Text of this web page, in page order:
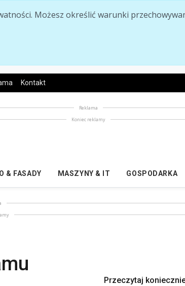
Możesz określić warunki
Kontakt
Reklama
Koniec reklamy
& FASADY MASZYNY & IT GOSPODARKA
Przeczytaj